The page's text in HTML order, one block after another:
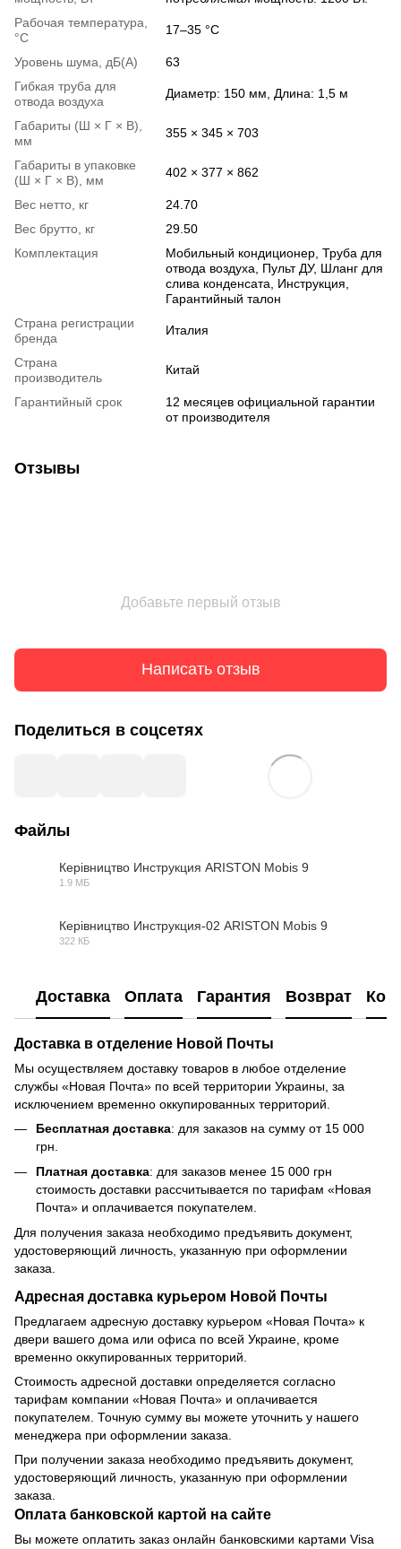
Рабочая температура,
°С
17–35 °C
Уровень шума, дБ(А)
63
Гибкая труба для
отвода воздуха
Диаметр: 150 мм, Длина: 1,5 м
Габариты (Ш × Г × В),
мм
355 × 345 × 703
Габариты в упаковке
(Ш × Г × В), мм
402 × 377 × 862
Вес нетто, кг
24.70
Вес брутто, кг
29.50
Комплектация
Мобильный кондиционер, Труба для
отвода воздуха, Пульт ДУ, Шланг для
слива конденсата, Инструкция,
Гарантийный талон
Страна регистрации
бренда
Италия
Страна
производитель
Китай
Гарантийный срок
12 месяцев официальной гарантии
от производителя
Отзывы
Добавьте первый отзыв
Написать отзыв
Поделиться в соцсетях
Файлы
Керівництво Инструкция ARISTON Mobis 9
1.9 МБ
Керівництво Инструкция-02 ARISTON Mobis 9
322 КБ
Доставка Оплата Гарантия Возврат
Доставка в отделение Новой Почты
Мы осуществляем доставку товаров в любое отделение
службы «Новая Почта» по всей территории Украины, за
исключением временно оккупированных территорий.
Бесплатная доставка: для заказов на сумму от 15 000
грн.
Платная доставка: для заказов менее 15 000 грн
стоимость доставки рассчитывается по тарифам «Новая
Почта» и оплачивается покупателем.
Для получения заказа необходимо предъявить документ,
удостоверяющий личность, указанную при оформлении
заказа.
Адресная доставка курьером Новой Почты
Предлагаем адресную доставку курьером «Новая Почта» к
двери вашего дома или офиса по всей Украине, кроме
временно оккупированных территорий.
Стоимость адресной доставки определяется согласно
тарифам компании «Новая Почта» и оплачивается
покупателем. Точную сумму вы можете уточнить у нашего
менеджера при оформлении заказа.
При получении заказа необходимо предъявить документ,
удостоверяющий личность, указанную при оформлении
заказа.
Оплата банковской картой на сайте
Вы можете оплатить заказ онлайн банковскими картами Visa